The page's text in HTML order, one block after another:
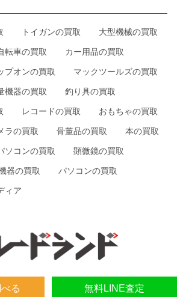
る 無料LINE査定
トイガンの買取 大型機械の買取
転車の買取 カー用品の買取
プオンの買取 マックツールズの買取
機器の買取 釣り具の買取
レコードの買取 おもちゃの買取
ラの買取 骨董品の買取 本の買取
ソコンの買取 顕微鏡の買取
器の買取 パソコンの買取
ィア